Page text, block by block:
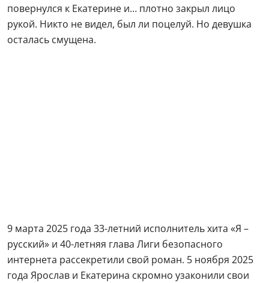
повернулся к Екатерине и… плотно закрыл лицо
рукой. Никто не видел, был ли поцелуй. Но девушка
осталась смущена.
9 марта 2025 года 33-летний исполнитель хита «Я –
русский» и 40-летняя глава Лиги безопасного
интернета рассекретили свой роман. 5 ноября 2025
года Ярослав и Екатерина скромно узаконили свои